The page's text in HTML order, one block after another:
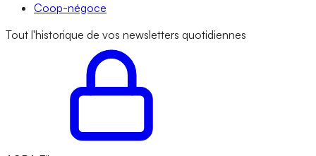
Coop-négoce
Tout l'historique de vos newsletters quotidiennes